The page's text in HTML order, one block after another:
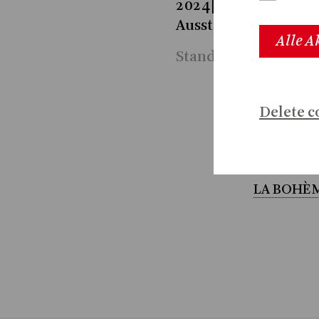
2024|25 für den
Ausstellungen
Stand 2026
LA
Alle
Delete